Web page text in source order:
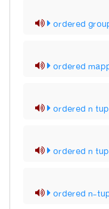
ordered
ordered
ordered n
ordered n
ordered n-